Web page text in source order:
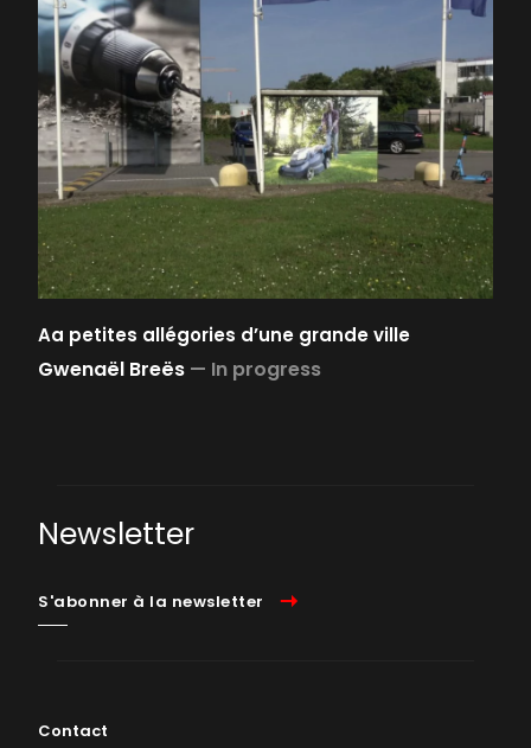
Aa petites allégories d’une grande ville
Gwenaël Breës — In progress
Newsletter
S'abonner à la newsletter
Contact